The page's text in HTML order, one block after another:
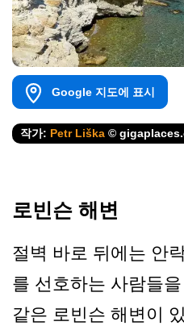
Google 지도에 표시
작가: Petr Liška ©
로빈슨 해변
절벽 바로 뒤에는 안
를 선호하는 사람들
같은 로빈슨 해변이